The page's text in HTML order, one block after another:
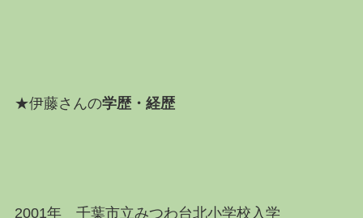
★伊藤さんの学歴・経歴
2001年 千葉市立みつわ台北小学校入学